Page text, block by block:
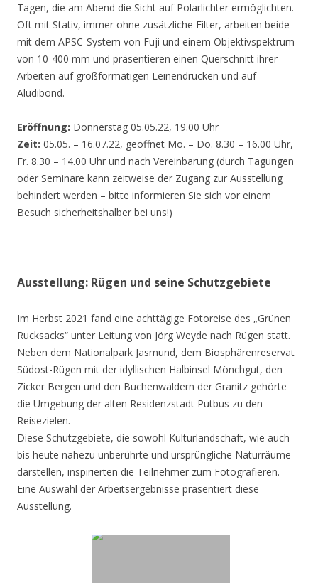
Tagen, die am Abend die Sicht auf Polarlichter ermöglichten.
Oft mit Stativ, immer ohne zusätzliche Filter, arbeiten beide
mit dem APSC-System von Fuji und einem Objektivspektrum
von 10-400 mm und präsentieren einen Querschnitt ihrer
Arbeiten auf großformatigen Leinendrucken und auf
Aludibond.
Eröffnung: Donnerstag 05.05.22, 19.00 Uhr
Zeit: 05.05. – 16.07.22, geöffnet Mo. – Do. 8.30 – 16.00 Uhr,
Fr. 8.30 – 14.00 Uhr und nach Vereinbarung (durch Tagungen
oder Seminare kann zeitweise der Zugang zur Ausstellung
behindert werden – bitte informieren Sie sich vor einem
Besuch sicherheitshalber bei uns!)
Ausstellung: Rügen und seine Schutzgebiete
Im Herbst 2021 fand eine achttägige Fotoreise des „Grünen
Rucksacks“ unter Leitung von Jörg Weyde nach Rügen statt.
Neben dem Nationalpark Jasmund, dem Biosphärenreservat
Südost-Rügen mit der idyllischen Halbinsel Mönchgut, den
Zicker Bergen und den Buchenwäldern der Granitz gehörte
die Umgebung der alten Residenzstadt Putbus zu den
Reisezielen.
Diese Schutzgebiete, die sowohl Kulturlandschaft, wie auch
bis heute nahezu unberührte und ursprüngliche Naturräume
darstellen, inspirierten die Teilnehmer zum Fotografieren.
Eine Auswahl der Arbeitsergebnisse präsentiert diese
Ausstellung.